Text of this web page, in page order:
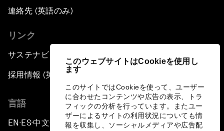
このウェブサイトはCookieを使用し
ます
このサイトではCookieを使って、ユーザー
に合わせたコンテンツや広告の表示、トラ
フィックの分析を行っています。またユー
ザーによるサイトの利用状況についても情
報を収集し、ソーシャルメディアや広告配
連絡先 (英語のみ)
リンク
サステナビリティへの取り組み
採用情報 (英語のみ)
言語
EN ▪ES▪中文▪ 日本語